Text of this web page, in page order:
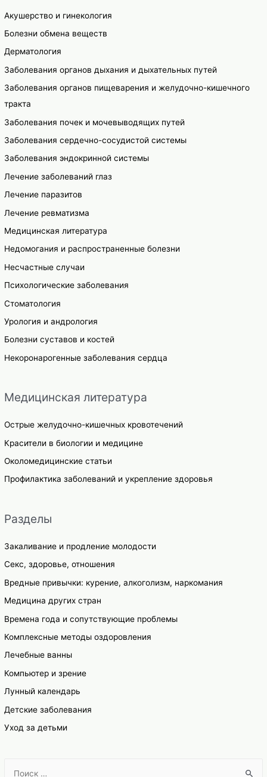
Акушерство и гинекология
Болезни обмена веществ
Дерматология
Заболевания органов дыхания и дыхательных путей
Заболевания органов пищеварения и желудочно-кишечного
тракта
Заболевания почек и мочевыводящих путей
Заболевания сердечно-сосудистой системы
Заболевания эндокринной системы
Лечение заболеваний глаз
Лечение паразитов
Лечение ревматизма
Медицинская литература
Недомогания и распространенные болезни
Несчастные случаи
Психологические заболевания
Стоматология
Урология и андрология
Болезни суставов и костей
Некоронарогенные заболевания сердца
Медицинская литература
Острые желудочно-кишечных кровотечений
Красители в биологии и медицине
Околомедицинские статьи
Профилактика заболеваний и укрепление здоровья
Разделы
Закаливание и продление молодости
Секс, здоровье, отношения
Вредные привычки: курение, алкоголизм, наркомания
Медицина других стран
Времена года и сопутствующие проблемы
Комплексные методы оздоровления
Лечебные ванны
Компьютер и зрение
Лунный календарь
Детские заболевания
Уход за детьми